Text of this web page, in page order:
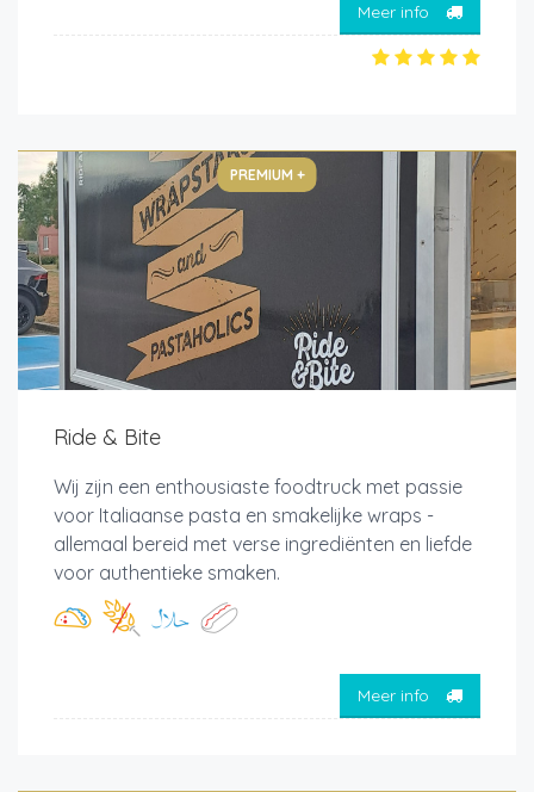
Meer info
PREMIUM +
Ride & Bite
Wij zijn een enthousiaste foodtruck met passie
voor Italiaanse pasta en smakelijke wraps -
allemaal bereid met verse ingrediënten en liefde
voor authentieke smaken.
Meer info